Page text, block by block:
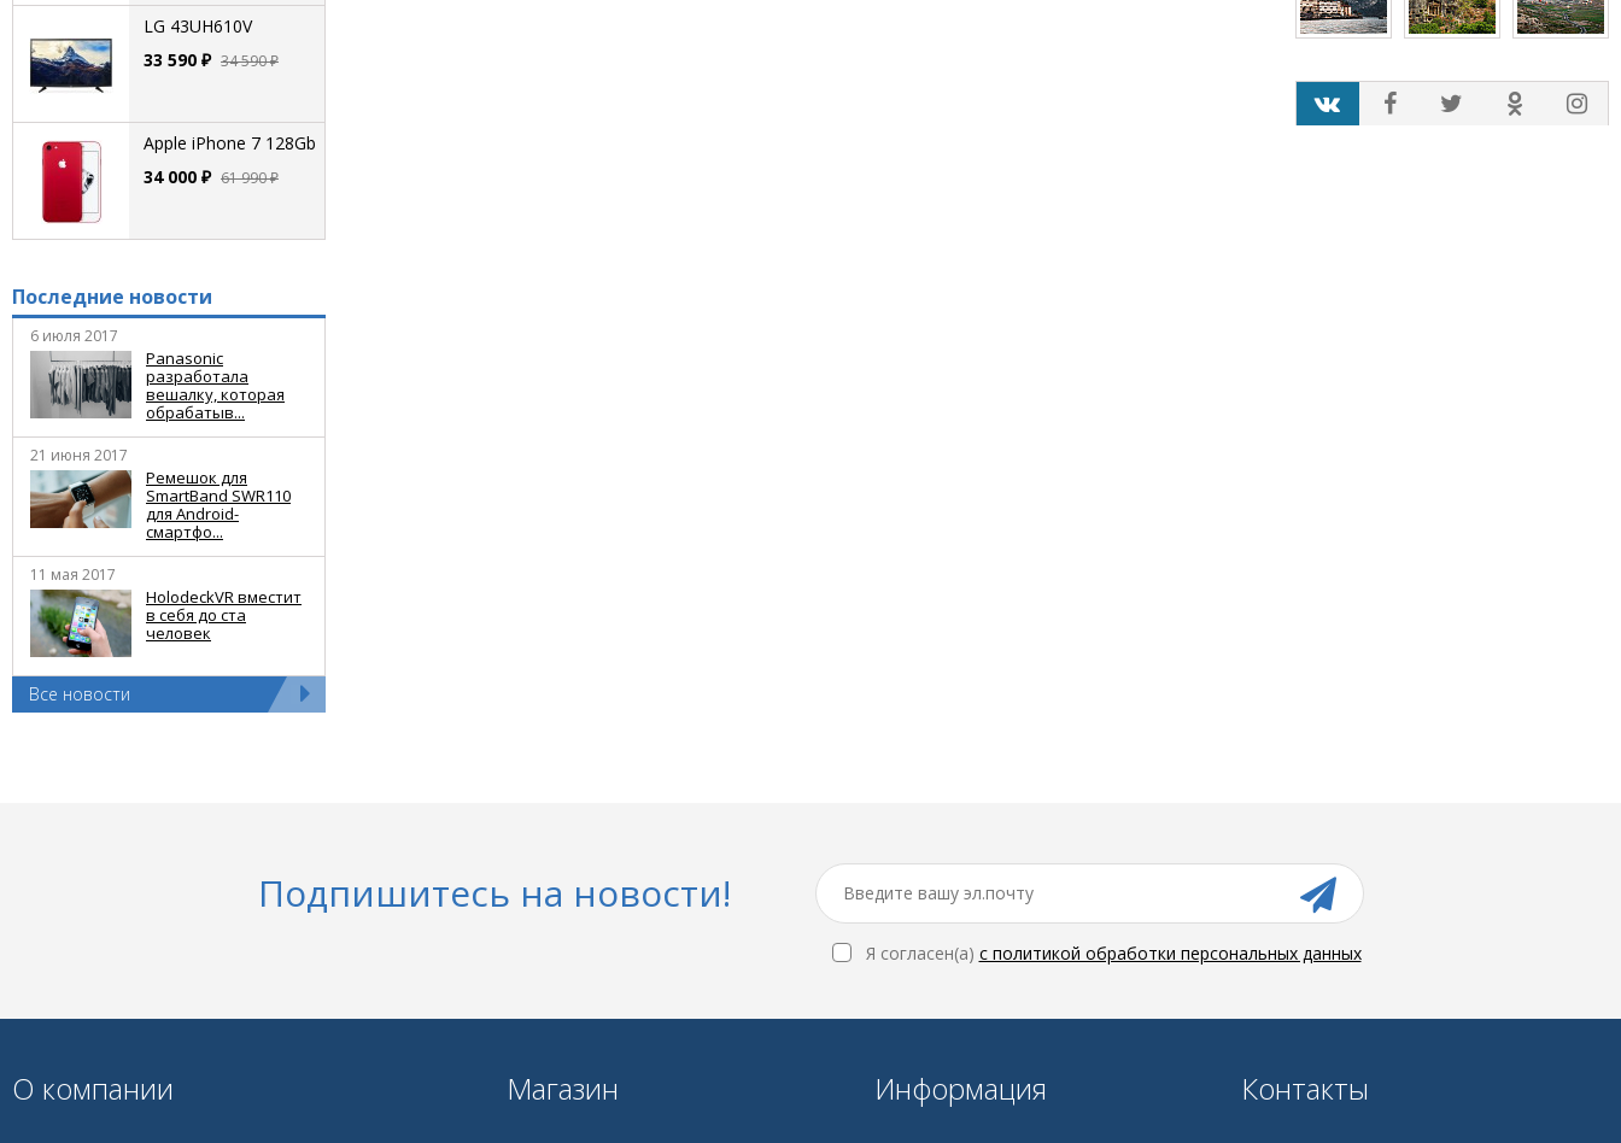
LG 43UH610V
33 590 ₽ 34 590 ₽
Apple iPhone 7 128Gb
34 000 ₽ 61 990 ₽
Последние новости
6 июля 2017
Panasonic
разработала
вешалку, которая
обрабатыв...
21 июня 2017
Ремешок для
SmartBand SWR110
для Android-
смартфо...
11 мая 2017
HolodeckVR вместит
в себя до ста
человек
Все новости
Подпишитесь на новости!
Я согласен(a) с политикой обработки персональных данных
О компании Магазин Информация Контакты